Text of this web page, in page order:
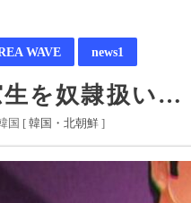
WAVE news1
生を奴隷扱い
国 [ 韓国・北朝鮮 ]